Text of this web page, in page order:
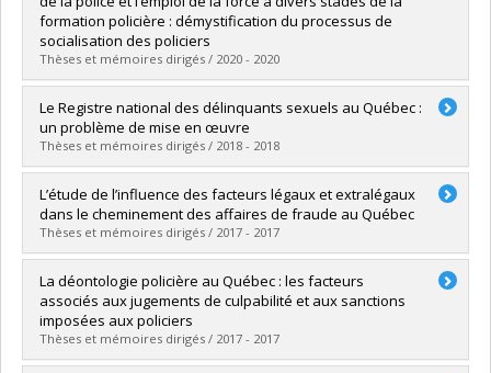
Diplôme obtenu : M. Sc.
Lien vers le document dans Papyrus
formation policière : démystification du processus de
socialisation des policiers
Thèses et mémoires dirigés / 2020 - 2020
Diplômé(e) :Faubert, Camille
Cycle :Doctorat
Diplôme obtenu :Ph. D.
Lien vers le document dans Papyrus
Le Registre national des délinquants sexuels au Québec :
un problème de mise en œuvre
Thèses et mémoires dirigés / 2018 - 2018
Diplômé(e) :Riendeau-Dalphond, Angy
Cycle :Maîtrise
Diplôme obtenu :M. Sc.
Lien vers le document dans Papyrus
L’étude de l’influence des facteurs légaux et extralégaux
dans le cheminement des affaires de fraude au Québec
Thèses et mémoires dirigés / 2017 - 2017
Diplômé(e) :Voltaire, Natasha
Cycle :Maîtrise
Diplôme obtenu :M. Sc.
Lien vers le document dans Papyrus
La déontologie policière au Québec : les facteurs
associés aux jugements de culpabilité et aux sanctions
imposées aux policiers
Thèses et mémoires dirigés / 2017 - 2017